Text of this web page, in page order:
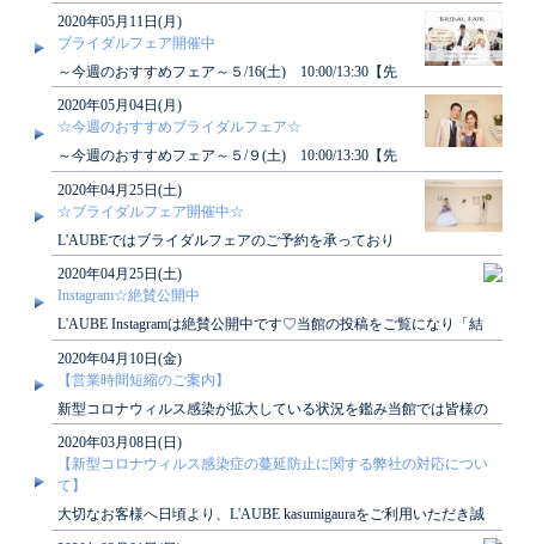
デザート試食＆ウェディング..
2020年05月11日(月)
ブライダルフェア開催中
～今週のおすすめフェア～５/16(土) 10:00/13:30【先
輩花嫁おすすめ】デザート試食＆ウェディ..
2020年05月04日(月)
☆今週のおすすめブライダルフェア☆
～今週のおすすめフェア～５/９(土) 10:00/13:30【先
輩花嫁おすすめ】デザート試食＆ウェディン..
2020年04月25日(土)
☆ブライダルフェア開催中☆
L'AUBEではブライダルフェアのご予約を承っており
ます。会場のご見学・ご相談などウェディングプラン
ナー..
2020年04月25日(土)
Instagram☆絶賛公開中
L'AUBE Instagramは絶賛公開中です♡当館の投稿をご覧になり「結
婚式っていいな」「結婚式した..
2020年04月10日(金)
【営業時間短縮のご案内】
新型コロナウィルス感染が拡大している状況を鑑み当館では皆様の
安全を優先させて頂くため当面の間、営業時間を..
2020年03月08日(日)
【新型コロナウィルス感染症の蔓延防止に関する弊社の対応につい
て】
大切なお客様へ日頃より、L'AUBE kasumigauraをご利用いただき誠
にありがとうございます。L..